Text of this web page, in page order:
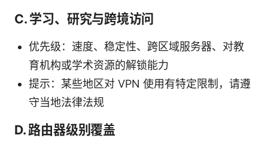
C. 学习、研究与跨境访问
优先级：速度、稳定性、跨区域服务器、对教
育机构或学术资源的解锁能力
提示：某些地区对 VPN 使用有特定限制，请遵
守当地法律法规
D. 路由器级别覆盖